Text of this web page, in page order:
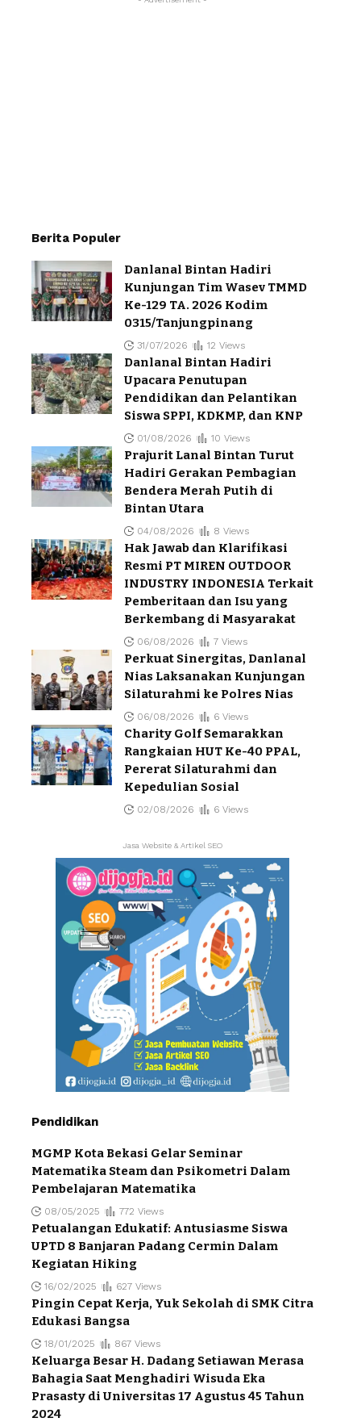
Berita Populer
Danlanal Bintan Hadiri
Kunjungan Tim Wasev TMMD
Ke-129 TA. 2026 Kodim
0315/Tanjungpinang
31/07/2026 12 Views
Danlanal Bintan Hadiri
Upacara Penutupan
Pendidikan dan Pelantikan
Siswa SPPI, KDKMP, dan KNP
01/08/2026 10 Views
Prajurit Lanal Bintan Turut
Hadiri Gerakan Pembagian
Bendera Merah Putih di
Bintan Utara
04/08/2026 8 Views
Hak Jawab dan Klarifikasi
Resmi PT MIREN OUTDOOR
INDUSTRY INDONESIA Terkait
Pemberitaan dan Isu yang
Berkembang di Masyarakat
06/08/2026 7 Views
Perkuat Sinergitas, Danlanal
Nias Laksanakan Kunjungan
Silaturahmi ke Polres Nias
06/08/2026 6 Views
Charity Golf Semarakkan
Rangkaian HUT Ke-40 PPAL,
Pererat Silaturahmi dan
Kepedulian Sosial
02/08/2026 6 Views
Jasa Website & Artikel SEO
Pendidikan
MGMP Kota Bekasi Gelar Seminar
Matematika Steam dan Psikometri Dalam
Pembelajaran Matematika
08/05/2025 772 Views
Petualangan Edukatif: Antusiasme Siswa
UPTD 8 Banjaran Padang Cermin Dalam
Kegiatan Hiking
16/02/2025 627 Views
Pingin Cepat Kerja, Yuk Sekolah di SMK Citra
Edukasi Bangsa
18/01/2025 867 Views
Keluarga Besar H. Dadang Setiawan Merasa
Bahagia Saat Menghadiri Wisuda Eka
Prasasty di Universitas 17 Agustus 45 Tahun
2024